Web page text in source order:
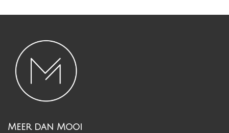
Meer dan Mooi